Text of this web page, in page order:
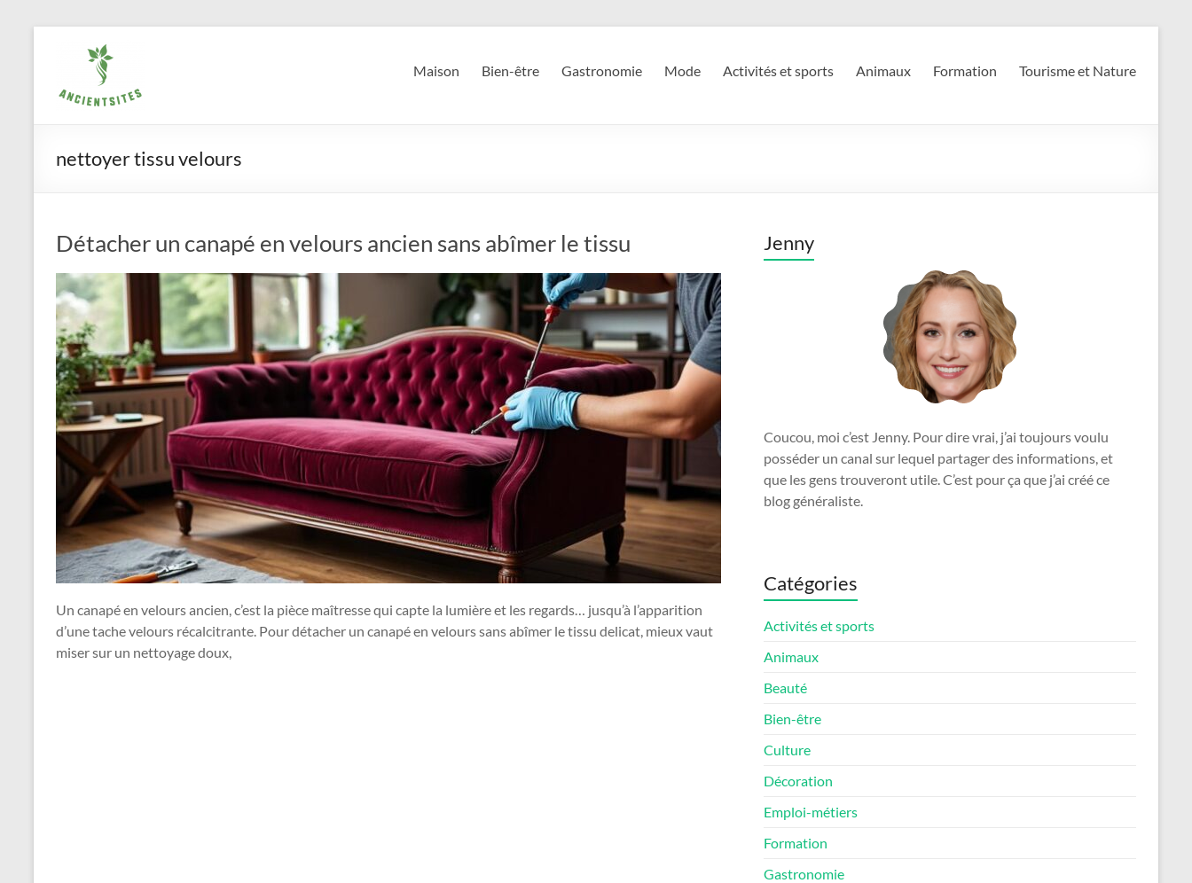
ancientsites.eu Maison Bien-être Gastronomie Mode Activités et sports Animaux Formation Tourisme et Nature
nettoyer tissu velours
Détacher un canapé en velours ancien sans abîmer le tissu
Un canapé en velours ancien, c’est la pièce maîtresse qui capte la lumière et les regards… jusqu’à l’apparition
d’une tache velours récalcitrante. Pour détacher un canapé en velours sans abîmer le tissu delicat, mieux vaut
miser sur un nettoyage doux,
Jenny
Coucou, moi c’est Jenny. Pour dire vrai, j’ai toujours voulu
posséder un canal sur lequel partager des informations, et
que les gens trouveront utile. C’est pour ça que j’ai créé ce
blog généraliste.
Catégories
Activités et sports
Animaux
Beauté
Bien-être
Culture
Décoration
Emploi-métiers
Formation
Gastronomie